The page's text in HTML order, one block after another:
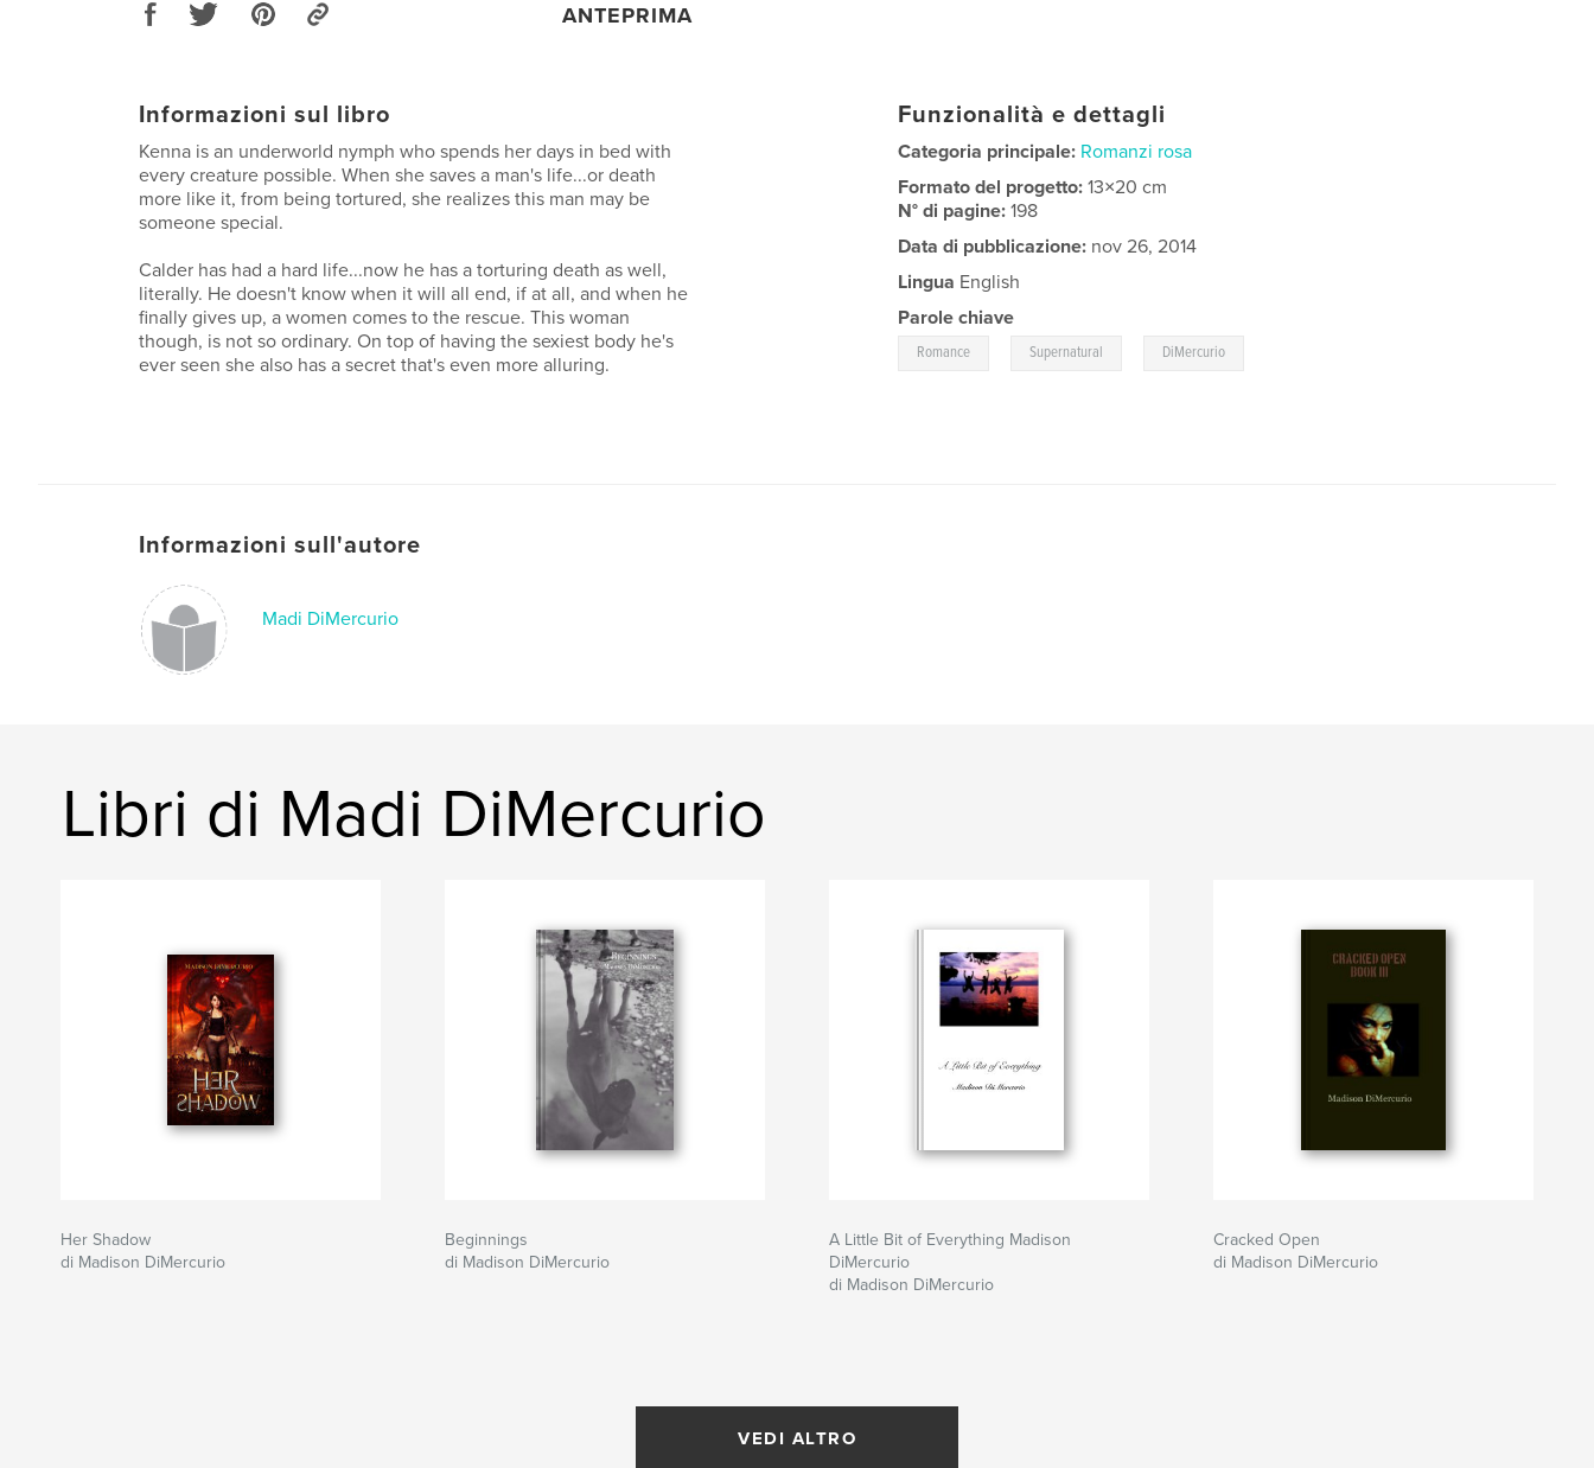
ANTEPRIMA
Informazioni sul libro
Kenna is an underworld nymph who spends her days in bed with
every creature possible. When she saves a man's life...or death
more like it, from being tortured, she realizes this man may be
someone special.
Calder has had a hard life...now he has a torturing death as well,
literally. He doesn't know when it will all end, if at all, and when he
finally gives up, a women comes to the rescue. This woman
though, is not so ordinary. On top of having the sexiest body he's
ever seen she also has a secret that's even more alluring.
Funzionalità e dettagli
Categoria principale: Romanzi rosa
Formato del progetto:13×20 cm
N° di pagine:198
Data di pubblicazione: nov 26, 2014
Lingua English
Parole chiave
Romance Supernatural DiMercurio
Informazioni sull'autore
Madi DiMercurio
Libri di Madi DiMercurio
Her Shadow
di Madison DiMercurio
Beginnings
di Madison DiMercurio
A Little Bit of Everything Madison
DiMercurio
di Madison DiMercurio
Cracked Open
di Madison DiMercurio
VEDI ALTRO